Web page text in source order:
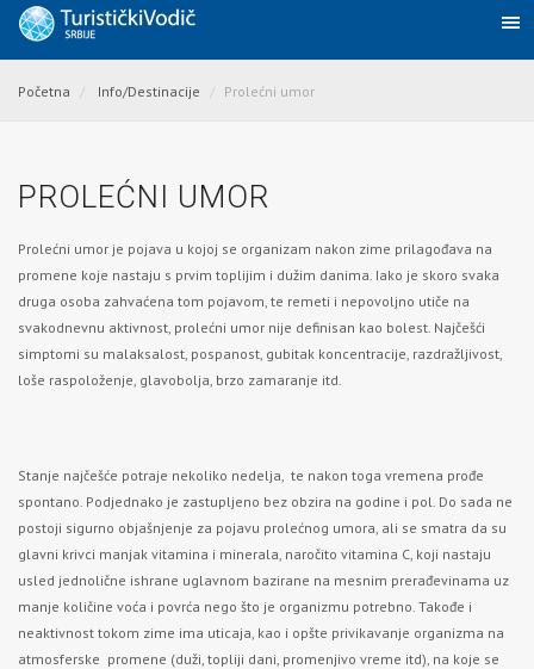
Početna Info/Destinacije Prolećni umor
PROLEĆNI UMOR
Prolećni umor je pojava u kojoj se organizam nakon zime prilagođava na
promene koje nastaju s prvim toplijim i dužim danima. Iako je skoro svaka
druga osoba zahvaćena tom pojavom, te remeti i nepovoljno utiče na
svakodnevnu aktivnost, prolećni umor nije definisan kao bolest. Najčešći
simptomi su malaksalost, pospanost, gubitak koncentracije, razdražljivost,
loše raspoloženje, glavobolja, brzo zamaranje itd.
Stanje najčešće potraje nekoliko nedelja, te nakon toga vremena prođe
spontano. Podjednako je zastupljeno bez obzira na godine i pol. Do sada ne
postoji sigurno objašnjenje za pojavu prolećnog umora, ali se smatra da su
glavni krivci manjak vitamina i minerala, naročito vitamina C, koji nastaju
usled jednolične ishrane uglavnom bazirane na mesnim prerađevinama uz
manje količine voća i povrća nego što je organizmu potrebno. Takođe i
neaktivnost tokom zime ima uticaja, kao i opšte privikavanje organizma na
atmosferske promene (duži, topliji dani, promenjivo vreme itd), na koje se